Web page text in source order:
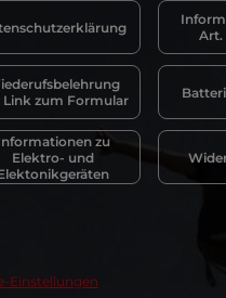
Art.
Link zum Formular
zu
Elektro- und
Einstellungen